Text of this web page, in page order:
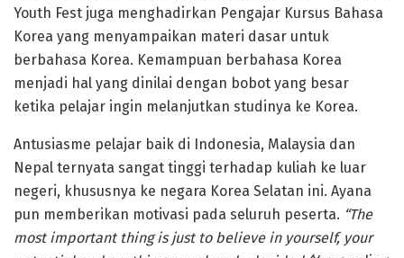
Youth Fest juga menghadirkan Pengajar Kursus Bahasa
Korea yang menyampaikan materi dasar untuk
berbahasa Korea. Kemampuan berbahasa Korea
menjadi hal yang dinilai dengan bobot yang besar
ketika pelajar ingin melanjutkan studinya ke Korea.
Antusiasme pelajar baik di Indonesia, Malaysia dan
Nepal ternyata sangat tinggi terhadap kuliah ke luar
negeri, khususnya ke negara Korea Selatan ini. Ayana
pun memberikan motivasi pada seluruh peserta. “The
most important thing is just to believe in yourself, your